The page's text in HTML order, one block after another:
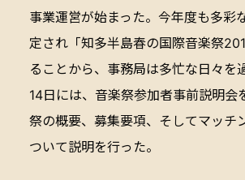
事業運営が始まった。今年度も多彩
定され「知多半島春の国際音楽祭
ることから、事務局は多忙な日々を
14日には、音楽祭参加者事前説明会
祭の概要、募集要項、そしてマッチ
ついて説明を行った。